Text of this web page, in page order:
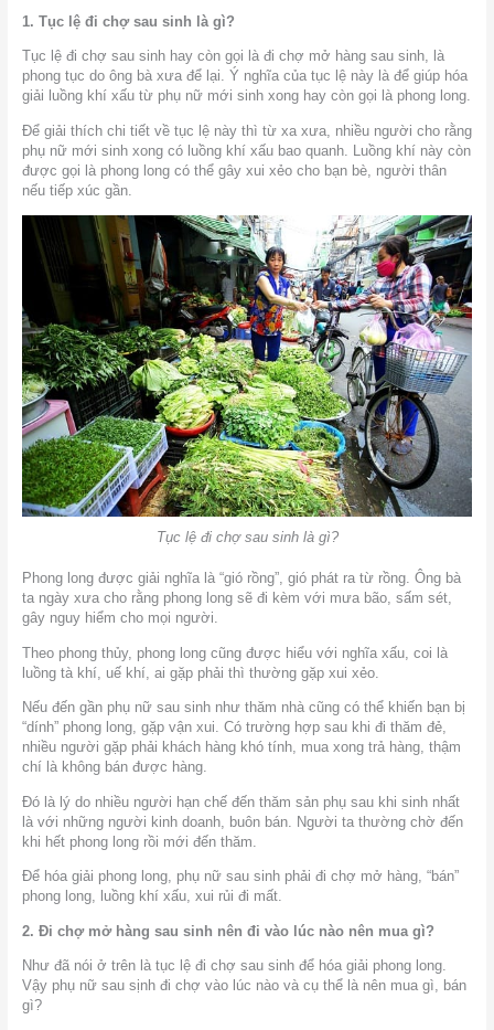
1. Tục lệ đi chợ sau sinh là gì?
Tục lệ đi chợ sau sinh hay còn gọi là đi chợ mở hàng sau sinh, là
phong tục do ông bà xưa để lại. Ý nghĩa của tục lệ này là để giúp hóa
giải luồng khí xấu từ phụ nữ mới sinh xong hay còn gọi là phong long.
Để giải thích chi tiết về tục lệ này thì từ xa xưa, nhiều người cho rằng
phụ nữ mới sinh xong có luồng khí xấu bao quanh. Luồng khí này còn
được gọi là phong long có thể gây xui xẻo cho bạn bè, người thân
nếu tiếp xúc gần.
Tục lệ đi chợ sau sinh là gì?
Phong long được giải nghĩa là “gió rồng”, gió phát ra từ rồng. Ông bà
ta ngày xưa cho rằng phong long sẽ đi kèm với mưa bão, sấm sét,
gây nguy hiểm cho mọi người.
Theo phong thủy, phong long cũng được hiểu với nghĩa xấu, coi là
luồng tà khí, uế khí, ai gặp phải thì thường gặp xui xẻo.
Nếu đến gần phụ nữ sau sinh như thăm nhà cũng có thể khiến bạn bị
“dính” phong long, gặp vận xui. Có trường hợp sau khi đi thăm đẻ,
nhiều người gặp phải khách hàng khó tính, mua xong trả hàng, thậm
chí là không bán được hàng.
Đó là lý do nhiều người hạn chế đến thăm sản phụ sau khi sinh nhất
là với những người kinh doanh, buôn bán. Người ta thường chờ đến
khi hết phong long rồi mới đến thăm.
Để hóa giải phong long, phụ nữ sau sinh phải đi chợ mở hàng, “bán”
phong long, luồng khí xấu, xui rủi đi mất.
2. Đi chợ mở hàng sau sinh nên đi vào lúc nào nên mua gì?
Như đã nói ở trên là tục lệ đi chợ sau sinh để hóa giải phong long.
Vậy phụ nữ sau sịnh đi chợ vào lúc nào và cụ thể là nên mua gì, bán
gì?